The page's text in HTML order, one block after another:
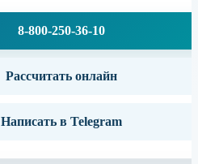
8-800-250-36-10
Рассчитать онлайн
Написать в Telegram